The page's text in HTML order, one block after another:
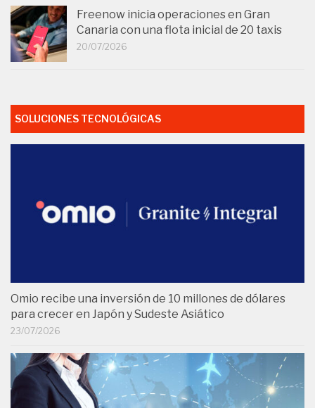
Freenow inicia operaciones en Gran
Canaria con una flota inicial de 20 taxis
20/07/2026
SOLUCIONES TECNOLÓGICAS
Omio recibe una inversión de 10 millones de dólares
para crecer en Japón y Sudeste Asiático
23/07/2026